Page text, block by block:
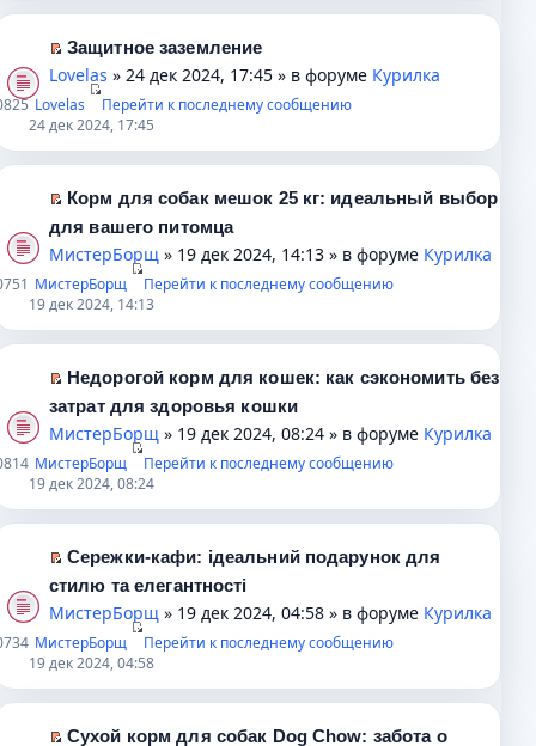
о
б
е
н
и
ю
а
н
н
м
с
о
щ
е
н
и
ю
п
р
о
и
а
н
м
у
с
о
о
щ
е
н
и
ю
в
о
м
н
п
р
и
т
а
н
н
м
у
с
о
о
щ
е
н
и
ю
т
и
к
е
в
о
н
е
п
р
о
и
т
а
н
н
м
у
с
о
о
б
П
р
й
т
п
е
р
в
о
у
н
е
п
р
ч
и
т
а
н
н
Защитное заземление
Lovelas » 24 дек 2024, 17:45 » в форуме Курилка
825 Lovelas
Перейти к последнему сообщению
24 дек 2024, 17:45
р
е
й
т
и
п
е
р
в
о
у
н
е
п
р
о
Корм для собак мешок 25 кг: идеальный выбор
для вашего питомца
МистерБорщ » 19 дек 2024, 14:13 » в форуме Курилка
751 МистерБорщ
Перейти к последнему сообщению
19 дек 2024, 14:13
р
е
й
т
и
п
е
р
в
о
Недорогой корм для кошек: как сэкономить без
затрат для здоровья кошки
МистерБорщ » 19 дек 2024, 08:24 » в форуме Курилка
814 МистерБорщ
Перейти к последнему сообщению
19 дек 2024, 08:24
р
е
й
т
и
Сережки-кафи: ідеальний подарунок для
стилю та елегантності
МистерБорщ » 19 дек 2024, 04:58 » в форуме Курилка
734 МистерБорщ
Перейти к последнему сообщению
19 дек 2024, 04:58
Сухой корм для собак Dog Chow: забота о